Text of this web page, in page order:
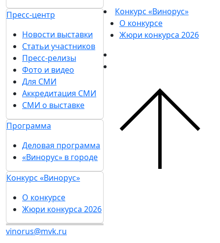
Пресс-центр
Новости выставки
Статьи участников
Пресс-релизы
Фото и видео
Для СМИ
Аккредитация СМИ
СМИ о выставке
Программа
Деловая программа
«Винорус» в городе
Конкурс «Винорус»
О конкурсе
Жюри конкурса 2026
vinorus@mvk.ru
Конкурс «Винорус»
О конкурсе
Жюри конкурса 2026